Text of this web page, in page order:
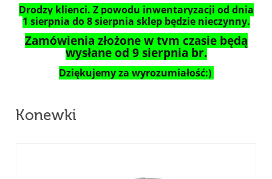
Drodzy klienci. Z powodu inwentaryzacji od dnia
1 sierpnia do 8 sierpnia sklep będzie nieczynny.
Zamówienia złożone w tym czasie będą
wysłane od 9 sierpnia br.
Dziękujemy za wyrozumiałość:)
Konewki